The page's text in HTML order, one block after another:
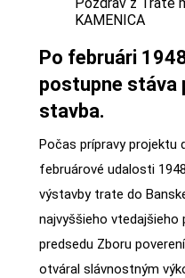
KAMENICA
Po februári
postupne stáva
stavba.
Počas prípravy projektu
februárové udalosti
výstavby trate do
najvyššieho vtedajšieho
predsedu Zboru
otváral slávnostným